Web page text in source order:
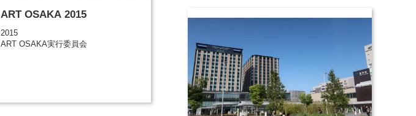
ART OSAKA 2015
2015
ART OSAKA実行委員会